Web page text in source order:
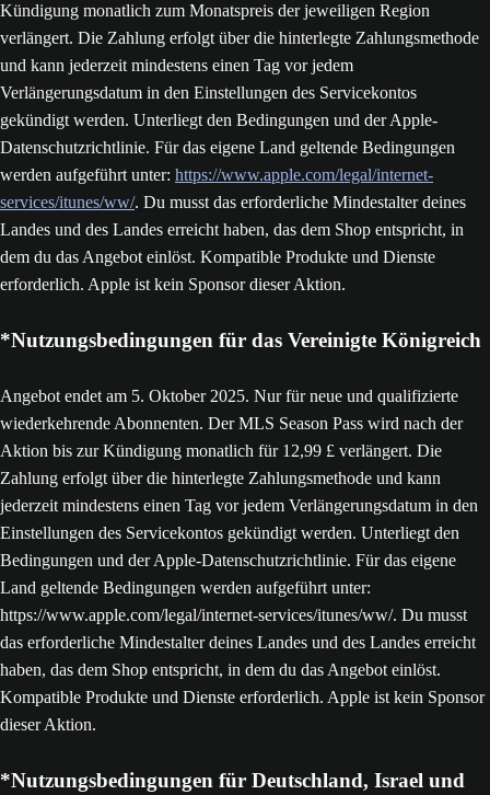
Kündigung monatlich zum Monatspreis der jeweiligen Region
verlängert. Die Zahlung erfolgt über die hinterlegte Zahlungsmethode
und kann jederzeit mindestens einen Tag vor jedem
Verlängerungsdatum in den Einstellungen des Servicekontos
gekündigt werden. Unterliegt den Bedingungen und der Apple-
Datenschutzrichtlinie. Für das eigene Land geltende Bedingungen
werden aufgeführt unter: https://www.apple.com/legal/internet-
services/itunes/ww/. Du musst das erforderliche Mindestalter deines
Landes und des Landes erreicht haben, das dem Shop entspricht, in
dem du das Angebot einlöst. Kompatible Produkte und Dienste
erforderlich. Apple ist kein Sponsor dieser Aktion.
*Nutzungsbedingungen für das Vereinigte Königreich
Angebot endet am 5. Oktober 2025. Nur für neue und qualifizierte
wiederkehrende Abonnenten. Der MLS Season Pass wird nach der
Aktion bis zur Kündigung monatlich für 12,99 £ verlängert. Die
Zahlung erfolgt über die hinterlegte Zahlungsmethode und kann
jederzeit mindestens einen Tag vor jedem Verlängerungsdatum in den
Einstellungen des Servicekontos gekündigt werden. Unterliegt den
Bedingungen und der Apple-Datenschutzrichtlinie. Für das eigene
Land geltende Bedingungen werden aufgeführt unter:
https://www.apple.com/legal/internet-services/itunes/ww/. Du musst
das erforderliche Mindestalter deines Landes und des Landes erreicht
haben, das dem Shop entspricht, in dem du das Angebot einlöst.
Kompatible Produkte und Dienste erforderlich. Apple ist kein Sponsor
dieser Aktion.
*Nutzungsbedingungen für Deutschland, Israel und